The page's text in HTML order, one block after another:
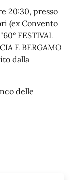
20:30, presso
(ex Convento
FESTIVAL
E BERGAMO
dalla
delle